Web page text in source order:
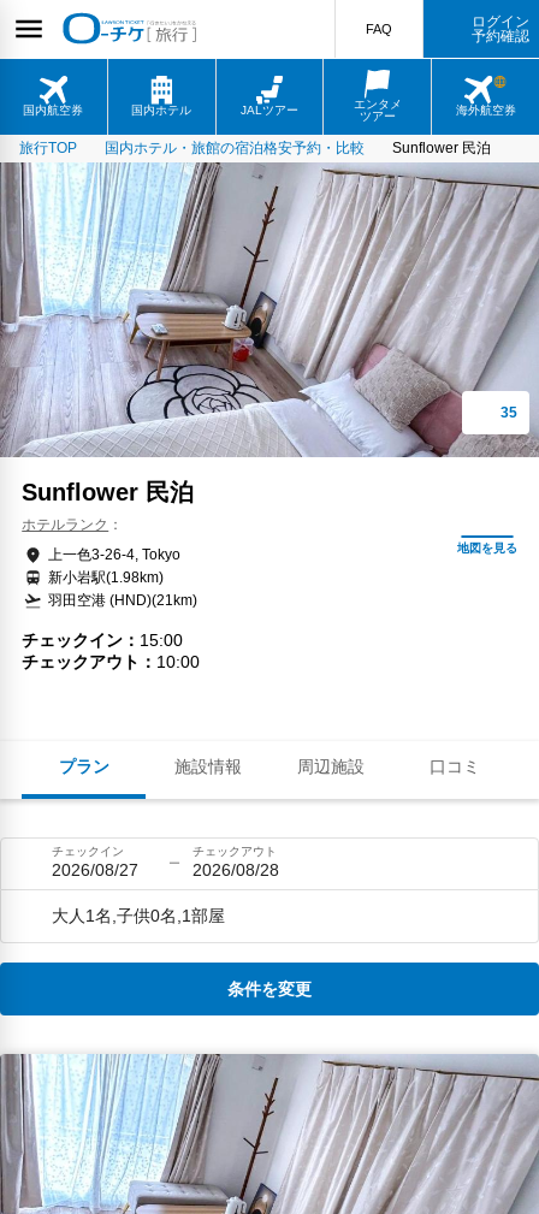
国内航空券 国内ホテル JALツアー
エンタメ
ツアー
海外航空券
FAQ
ログイン
予約確認
旅行TOP 国内ホテル・旅館の宿泊格安予約・比較 Sunflower 民泊
プラン 施設情報 周辺施設 口コミ
Sunflower 民泊
ホテルランク
上一色3-26-4, Tokyo
新小岩駅(1.98km)
羽田空港 (HND)(21km)
チェックイン
15:00
チェックアウト
10:00
チェックイン
2026/08/27
チェックアウト
2026/08/28
大人1名,子供0名,1部屋
条件を変更